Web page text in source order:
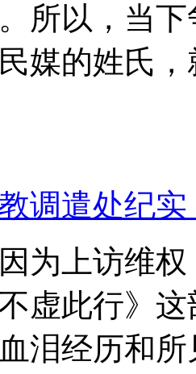
所以，当
媒的姓氏
调遣处纪实
为上访维
虚此行》
泪经历和